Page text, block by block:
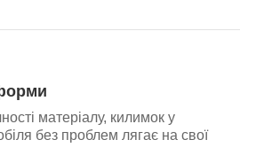
матеріалу, килимок у
без проблем лягає на свої